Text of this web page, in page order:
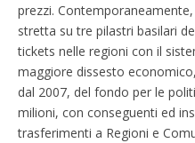
prezzi.
stretta su tre pilastri basilari
tickets nelle regioni con il
maggiore dissesto
dal 2007, del fondo per le
milioni, con conseguenti ed
trasferimenti a Regioni e